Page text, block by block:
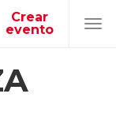
Crear
evento